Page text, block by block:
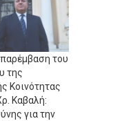
του
της
Κοινότητας
Καβαλή:
για την